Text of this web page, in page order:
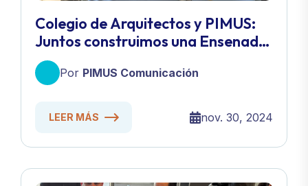
Colegio de Arquitectos y PIMUS:
Juntos construimos una Ensenada
más sostenible
Por PIMUS Comunicación
LEER MÁS nov. 30, 2024